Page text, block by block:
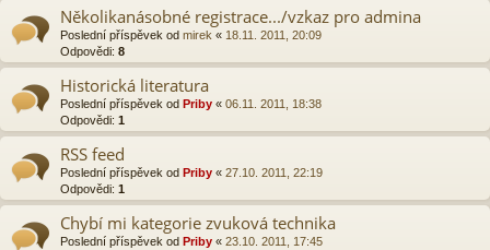
Několikanásobné registrace.../vzkaz pro admina
Poslední příspěvek od mirek « 18.11. 2011, 20:09
Odpovědi: 8
Historická literatura
Poslední příspěvek od Priby « 06.11. 2011, 18:38
Odpovědi: 1
RSS feed
Poslední příspěvek od Priby « 27.10. 2011, 22:19
Odpovědi: 1
Chybí mi kategorie zvuková technika
Poslední příspěvek od Priby « 23.10. 2011, 17:45